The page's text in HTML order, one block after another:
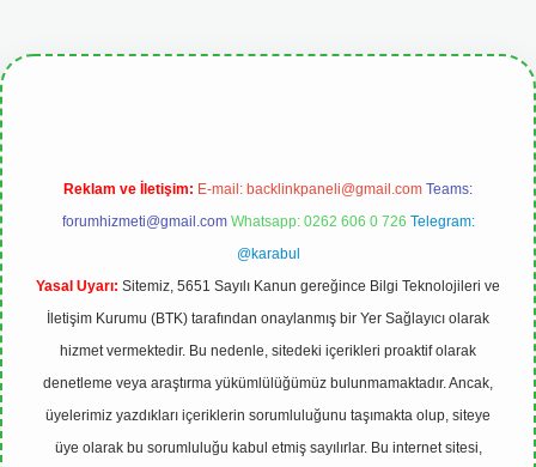
Reklam ve İletişim: E-mail: backlinkpaneli@gmail.com Teams:
forumhizmeti@gmail.com Whatsapp: 0262 606 0 726 Telegram:
@karabul
Yasal Uyarı: Sitemiz, 5651 Sayılı Kanun gereğince Bilgi Teknolojileri ve
İletişim Kurumu (BTK) tarafından onaylanmış bir Yer Sağlayıcı olarak
hizmet vermektedir. Bu nedenle, sitedeki içerikleri proaktif olarak
denetleme veya araştırma yükümlülüğümüz bulunmamaktadır. Ancak,
üyelerimiz yazdıkları içeriklerin sorumluluğunu taşımakta olup, siteye
üye olarak bu sorumluluğu kabul etmiş sayılırlar. Bu internet sitesi,